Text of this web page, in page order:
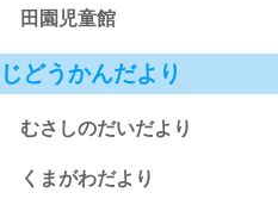
田園児童館
じどうかんだより
むさしのだいだより
くまがわだより